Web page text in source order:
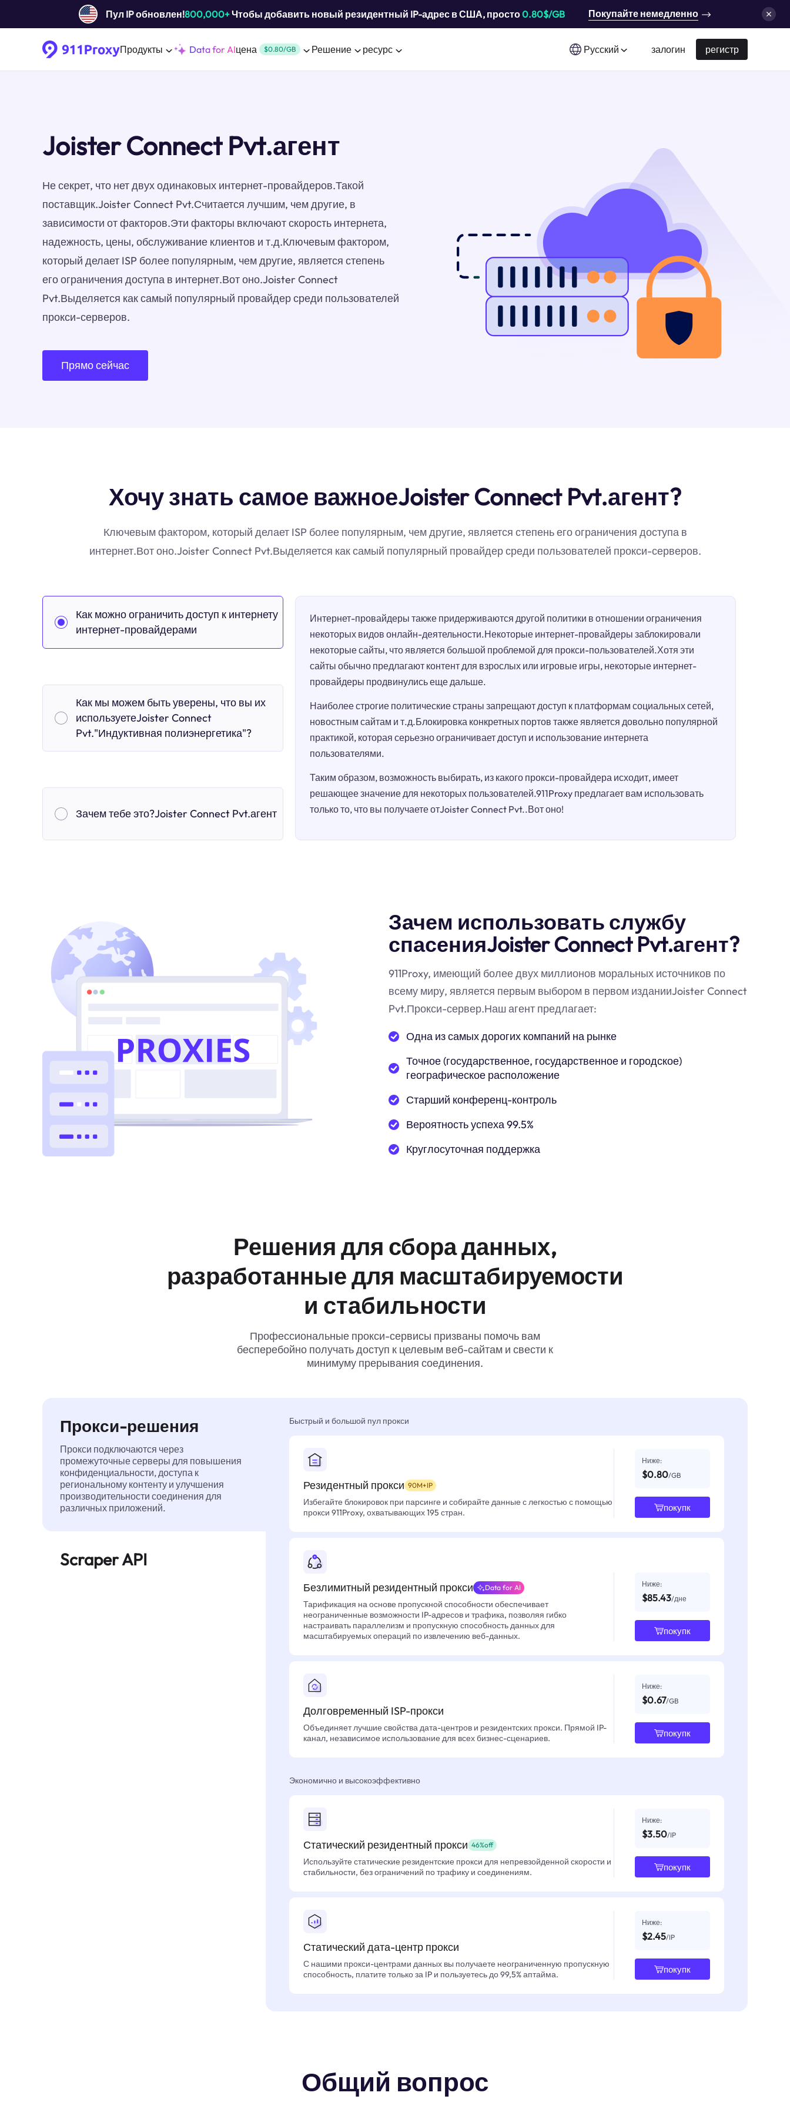
Пул IP обновлен!800,000+Чтобы добавить новый резидентный IP-адрес в США, просто0.80$/GB Покупайте немедленно
Продукты Data for AIцена $0.80/GB Решение ресурс Русский залогин регистр
Joister Connect Pvt.агент
Не секрет, что нет двух одинаковых интернет-провайдеров.Такой
поставщик.Joister Connect Pvt.Считается лучшим, чем другие, в
зависимости от факторов.Эти факторы включают скорость интернета,
надежность, цены, обслуживание клиентов и т.д.Ключевым фактором,
который делает ISP более популярным, чем другие, является степень
его ограничения доступа в интернет.Вот оно.Joister Connect
Pvt.Выделяется как самый популярный провайдер среди пользователей
прокси-серверов.
Прямо сейчас
Хочу знать самое важноеJoister Connect Pvt.агент?
Ключевым фактором, который делает ISP более популярным, чем другие, является степень его ограничения доступа в
интернет.Вот оно.Joister Connect Pvt.Выделяется как самый популярный провайдер среди пользователей прокси-серверов.
Как можно ограничить доступ к интернету
интернет-провайдерами
Как мы можем быть уверены, что вы их
используетеJoister Connect
Pvt."Индуктивная полиэнергетика"?
Зачем тебе это?Joister Connect Pvt.агент
Интернет-провайдеры также придерживаются другой политики в отношении ограничения
некоторых видов онлайн-деятельности.Некоторые интернет-провайдеры заблокировали
некоторые сайты, что является большой проблемой для прокси-пользователей.Хотя эти
сайты обычно предлагают контент для взрослых или игровые игры, некоторые интернет-
провайдеры продвинулись еще дальше.
Наиболее строгие политические страны запрещают доступ к платформам социальных сетей,
новостным сайтам и т.д.Блокировка конкретных портов также является довольно популярной
практикой, которая серьезно ограничивает доступ и использование интернета
пользователями.
Таким образом, возможность выбирать, из какого прокси-провайдера исходит, имеет
решающее значение для некоторых пользователей.911Proxy предлагает вам использовать
только то, что вы получаете отJoister Connect Pvt..Вот оно!
Зачем использовать службу
спасенияJoister Connect Pvt.агент?
911Proxy, имеющий более двух миллионов моральных источников по
всему миру, является первым выбором в первом изданииJoister Connect
Pvt.Прокси-сервер.Наш агент предлагает:
Одна из самых дорогих компаний на рынке
Точное (государственное, государственное и городское)
географическое расположение
Старший конференц-контроль
Вероятность успеха 99.5%
Круглосуточная поддержка
Решения для сбора данных,
разработанные для масштабируемости
и стабильности
Профессиональные прокси-сервисы призваны помочь вам
бесперебойно получать доступ к целевым веб-сайтам и свести к
минимуму прерывания соединения.
Прокси-решения
Прокси подключаются через
промежуточные серверы для повышения
конфиденциальности, доступа к
региональному контенту и улучшения
производительности соединения для
различных приложений.
Scraper API
Быстрый и большой пул прокси
Резидентный прокси 90M+IP
Избегайте блокировок при парсинге и собирайте данные с легкостью с помощью
прокси 911Proxy, охватывающих 195 стран.
Ниже:
$0.80/GB
покупк
Безлимитный резидентный прокси Data for AI
Тарификация на основе пропускной способности обеспечивает
неограниченные возможности IP-адресов и трафика, позволяя гибко
настраивать параллелизм и пропускную способность данных для
масштабируемых операций по извлечению веб-данных.
Ниже:
$85.43/дне
покупк
Долговременный ISP-прокси
Объединяет лучшие свойства дата-центров и резидентских прокси. Прямой IP-
канал, независимое использование для всех бизнес-сценариев.
Ниже:
$0.67/GB
покупк
Экономично и высокоэффективно
Статический резидентный прокси 46%off
Используйте статические резидентские прокси для непревзойденной скорости и
стабильности, без ограничений по трафику и соединениям.
Ниже:
$3.50/IP
покупк
Статический дата-центр прокси
С нашими прокси-центрами данных вы получаете неограниченную пропускную
способность, платите только за IP и пользуетесь до 99,5% аптайма.
Ниже:
$2.45/IP
покупк
Общий вопрос